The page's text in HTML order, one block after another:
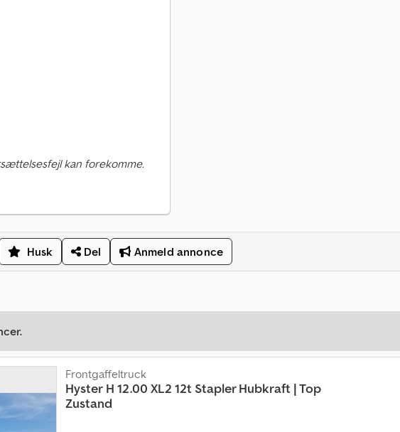
kan forekomme.
Husk Del Anmeld annonce
Frontgaffeltruck
Hyster H 12.00 XL2 12t Stapler Hubkraft | Top
Zustand